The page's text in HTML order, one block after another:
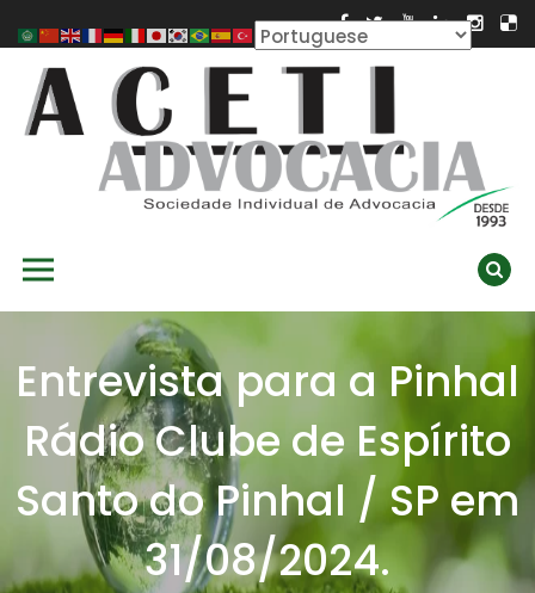
to
content
Entrevista para a Pinhal
Rádio Clube de Espírito
Santo do Pinhal / SP em
31/08/2024.